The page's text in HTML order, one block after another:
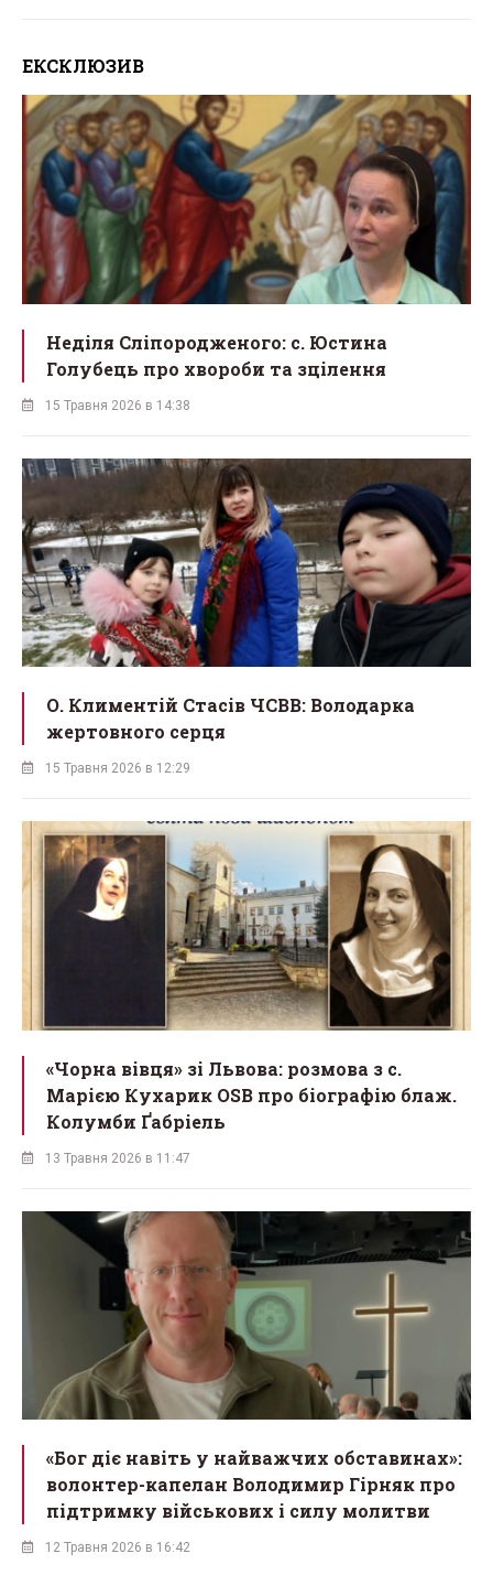
ЕКСКЛЮЗИВ
Неділя Сліпородженого: с. Юстина
Голубець про хвороби та зцілення
15 Травня 2026 в 14:38
О. Климентій Стасів ЧСВВ: Володарка
жертовного серця
15 Травня 2026 в 12:29
«Чорна вівця» зі Львова: розмова з с.
Марією Кухарик OSB про біографію блаж.
Колумби Ґабріель
13 Травня 2026 в 11:47
«Бог діє навіть у найважчих обставинах»:
волонтер-капелан Володимир Гірняк про
підтримку військових і силу молитви
12 Травня 2026 в 16:42